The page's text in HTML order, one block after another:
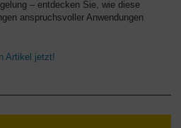
– entdecken Sie, wie diese
anspruchsvoller Anwendungen
Artikel jetzt!